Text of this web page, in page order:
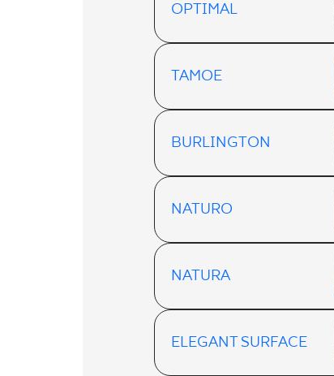
OPTIMAL
TAMOE
BURLINGTON
NATURO
NATURA
ELEGANT SURFACE